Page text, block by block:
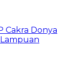
Cakra Donya